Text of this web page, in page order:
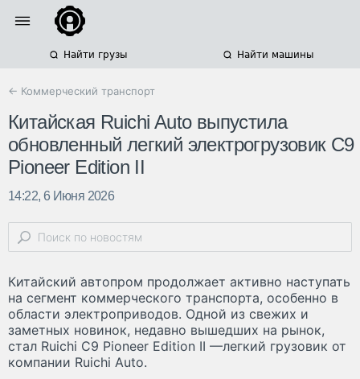
Найти грузы Найти машины
← Коммерческий транспорт
Китайская Ruichi Auto выпустила
обновленный легкий электрогрузовик C9
Pioneer Edition II
14:22, 6 Июня 2026
Китайский автопром продолжает активно наступать
на сегмент коммерческого транспорта, особенно в
области электроприводов. Одной из свежих и
заметных новинок, недавно вышедших на рынок,
стал Ruichi C9 Pioneer Edition II —легкий грузовик от
компании Ruichi Auto.